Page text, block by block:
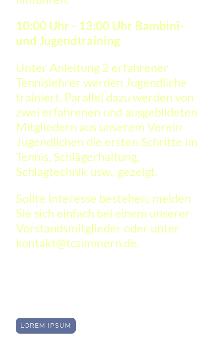
10:00 Uhr - 13:00 Uhr Bambini-
und Jugendtraining
Unter Anleitung 2 erfahrener
Tennislehrer werden Jugendliche
trainiert. Parallel dazu werden von
zwei erfahrenen und ausgebildeten
Mitgliedern aus unserem Verein
Jugendlichen die ersten Schritte im
Tennis, Schlägerhaltung,
Schlagtechnik usw., gezeigt.
Sollte Interesse bestehen, melden
Sie sich einfach bei einem unserer
Vorstandsmitglieder oder unter
kontakt@tcsimmern.de.
LOREM IPSUM